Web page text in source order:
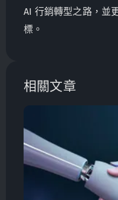
AI 行銷轉型之路，並
標。
相關文章